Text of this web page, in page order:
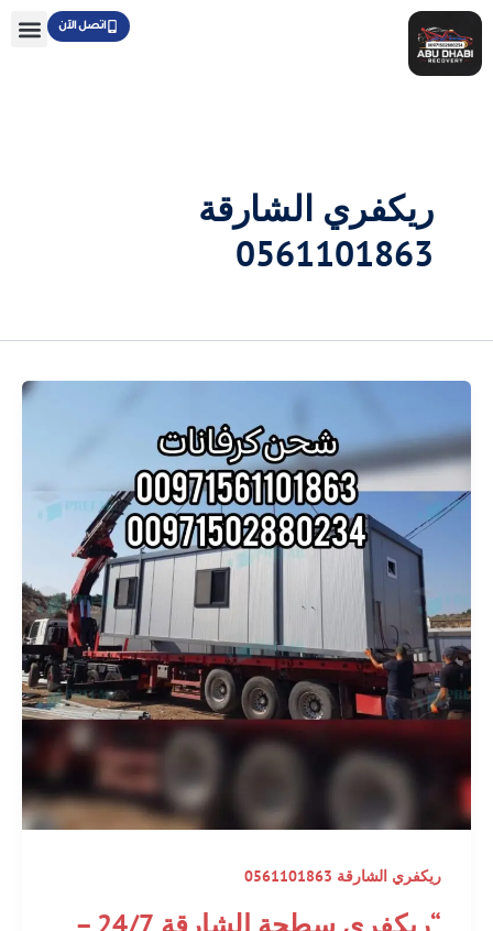
تخطي
إلى
المحتوى
اتصل الآن
ريكفري الشارقة
0561101863
ريكفري الشارقة 0561101863